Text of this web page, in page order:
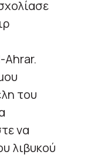
Ahrar.
του
να
λιβυκού